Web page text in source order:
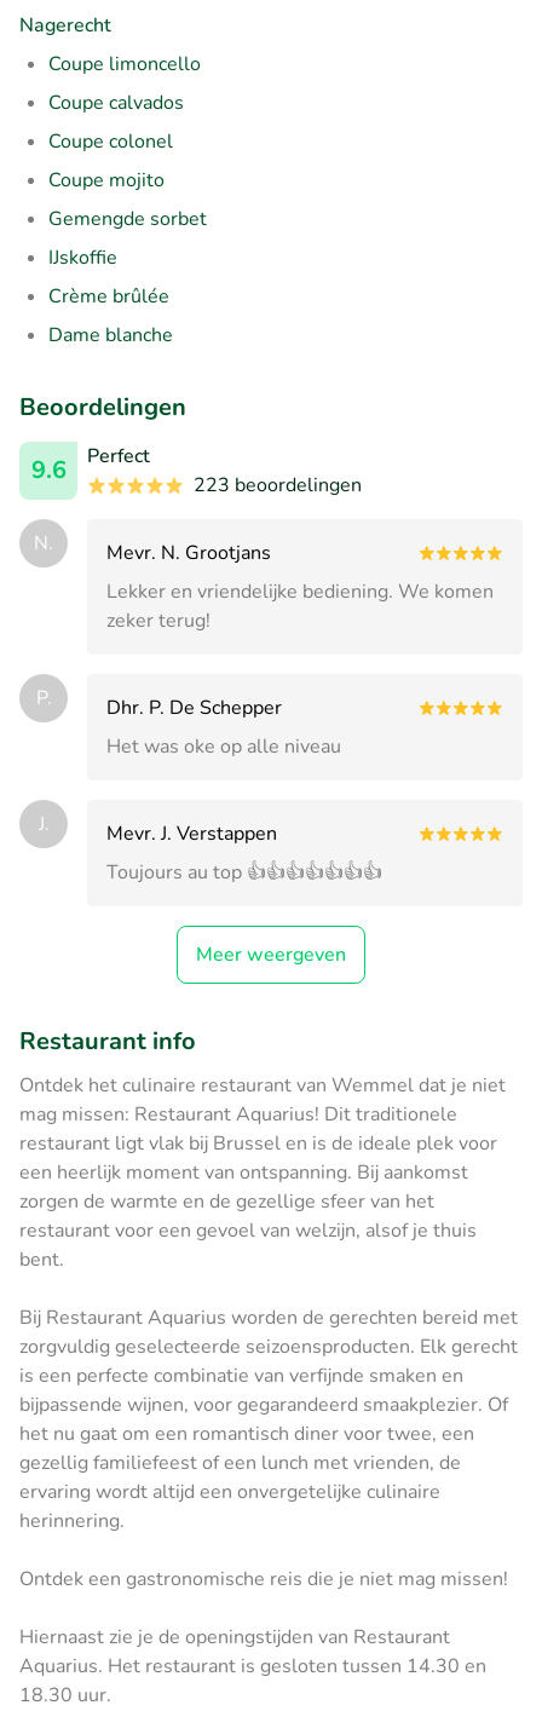
Nagerecht
Coupe limoncello
Coupe calvados
Coupe colonel
Coupe mojito
Gemengde sorbet
IJskoffie
Crème brûlée
Dame blanche
Beoordelingen
9.6
Perfect
223 beoordelingen
N.
Mevr. N. Grootjans
Lekker en vriendelijke bediening. We komen
zeker terug!
P.
Dhr. P. De Schepper
Het was oke op alle niveau
J.
Mevr. J. Verstappen
Toujours au top 👍👍👍👍👍👍👍
Meer weergeven
Restaurant info
Ontdek het culinaire restaurant van Wemmel dat je niet
mag missen: Restaurant Aquarius! Dit traditionele
restaurant ligt vlak bij Brussel en is de ideale plek voor
een heerlijk moment van ontspanning. Bij aankomst
zorgen de warmte en de gezellige sfeer van het
restaurant voor een gevoel van welzijn, alsof je thuis
bent.
Bij Restaurant Aquarius worden de gerechten bereid met
zorgvuldig geselecteerde seizoensproducten. Elk gerecht
is een perfecte combinatie van verfijnde smaken en
bijpassende wijnen, voor gegarandeerd smaakplezier. Of
het nu gaat om een romantisch diner voor twee, een
gezellig familiefeest of een lunch met vrienden, de
ervaring wordt altijd een onvergetelijke culinaire
herinnering.
Ontdek een gastronomische reis die je niet mag missen!
Hiernaast zie je de openingstijden van Restaurant
Aquarius. Het restaurant is gesloten tussen 14.30 en
18.30 uur.